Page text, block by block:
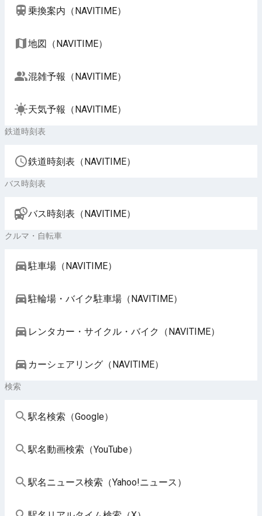
乗換案内（NAVITIME）
地図（NAVITIME）
混雑予報（NAVITIME）
天気予報（NAVITIME）
鉄道時刻表
鉄道時刻表（NAVITIME）
バス時刻表
バス時刻表（NAVITIME）
クルマ・自転車
駐車場（NAVITIME）
駐輪場・バイク駐車場（NAVITIME）
レンタカー・サイクル・バイク（NAVITIME）
カーシェアリング（NAVITIME）
検索
駅名検索（Google）
駅名動画検索（YouTube）
駅名ニュース検索（Yahoo!ニュース）